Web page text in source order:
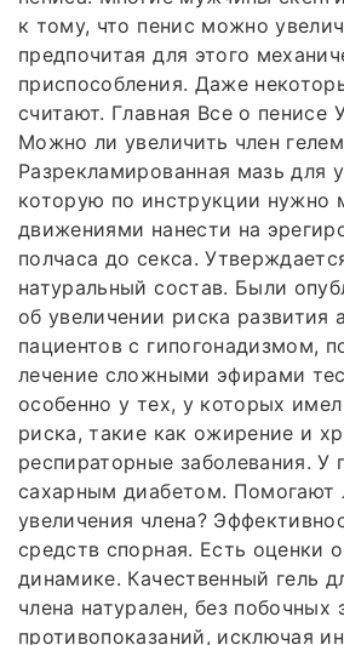
к тому, что пенис можно
предпочитая для этого
приспособления. Даже
считают. Главная Все о пенисе
Можно ли увеличить член
Разрекламированная мазь для
которую по инструкции нужно
движениями нанести на
полчаса до секса.
натуральный состав. Были
об увеличении риска развития
пациентов с гипогонадизмом,
лечение сложными эфирами
особенно у тех, у которых
риска, такие как ожирение и
респираторные заболевания. У
сахарным диабетом. Помогают
увеличения члена?
средств спорная. Есть оценки
динамике. Качественный гель
члена натурален, без побочных
противопоказаний, исключая